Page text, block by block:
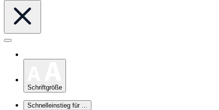
Schriftgröße
Schnelleinstieg für ...